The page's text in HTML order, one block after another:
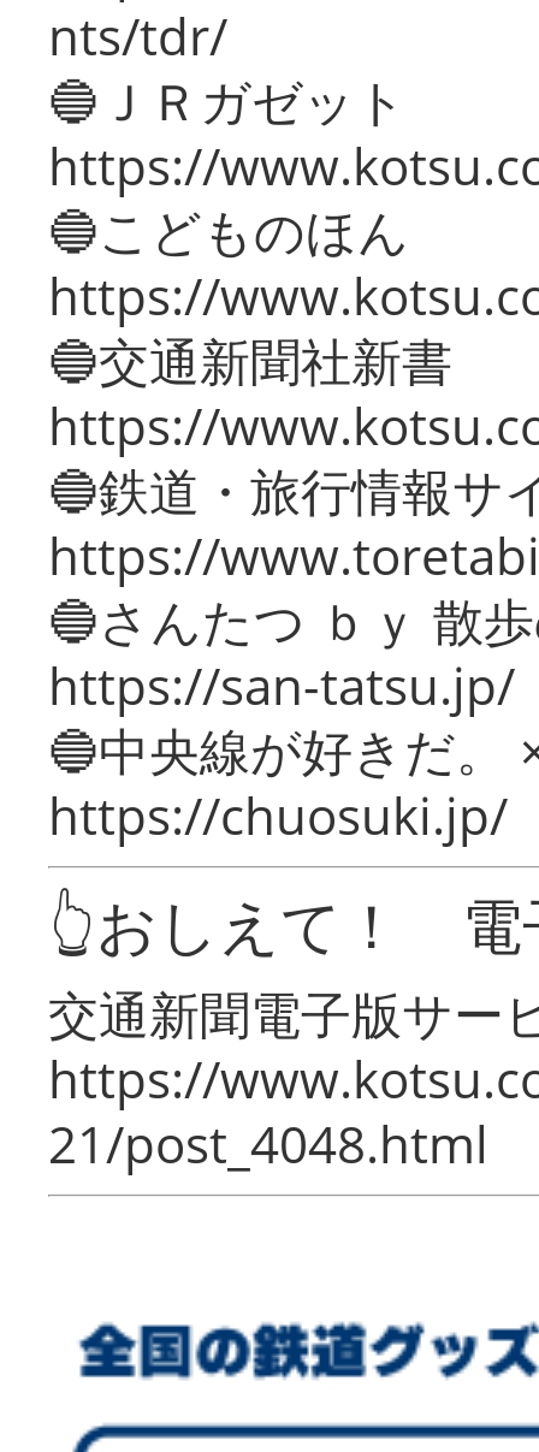
nts/tdr/
🔵ＪＲガゼット
https://
🔵こどものほん
https://
🔵交通新聞社新書
https://
🔵鉄道・旅行情報サ
https://
🔵さんたつ ｂｙ 散
https://san-tatsu.jp/
🔵中央線が好きだ。
https://chuosuki.jp/
👆おしえて！ 電
交通新聞電子版サー
https://
21/post_4048.html